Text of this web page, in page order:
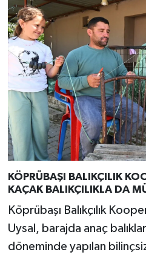
KÖPRÜBAŞI BALIKÇILIK
KAÇAK BALIKÇILIKLA DA
Köprübaşı Balıkçılık
Uysal, barajda anaç
döneminde yapılan